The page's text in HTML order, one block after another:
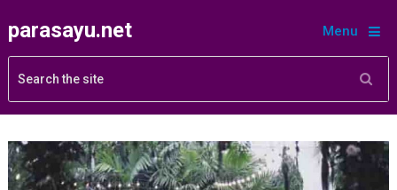
parasayu.net Menu